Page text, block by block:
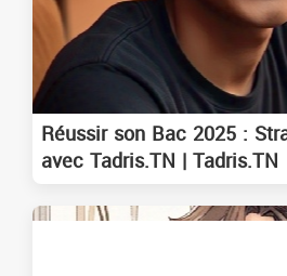
Réussir son Bac 2025 :
avec Tadris.TN | Tadris.TN